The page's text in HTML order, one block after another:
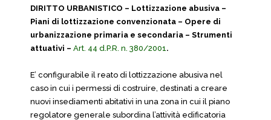
DIRITTO URBANISTICO – Lottizzazione abusiva –
Piani di lottizzazione convenzionata – Opere di
urbanizzazione primaria e secondaria – Strumenti
attuativi – Art. 44 d.P.R. n. 380/2001.
E’ configurabile il reato di lottizzazione abusiva nel
caso in cui i permessi di costruire, destinati a creare
nuovi insediamenti abitativi in una zona in cui il piano
regolatore generale subordina l’attività edificatoria